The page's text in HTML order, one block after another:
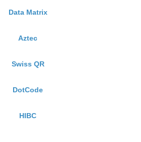
Data Matrix
Aztec
Swiss QR
DotCode
HIBC